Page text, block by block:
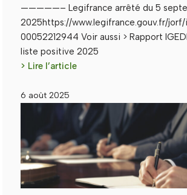
—————– Legifrance arrêté du 5
2025https://www.legifrance.gouv.fr/jorf/
00052212944 Voir aussi > Rapport
liste positive 2025
> Lire l’article
6 août 2025